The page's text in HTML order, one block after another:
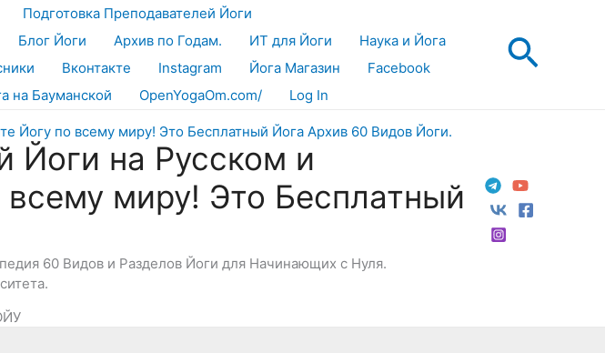
Подготовка Преподавателей Йоги
Блог Йоги Архив по Годам. ИТ для Йоги
Наука и Йога
Вконтакте Instagram Йога Магазин
Facebook
на Бауманской OpenYogaOm.com/ Log In
Йоги на Русском и
миру! Это Бесплатный
60 Видов и Разделов Йоги для Начинающих с Нуля.